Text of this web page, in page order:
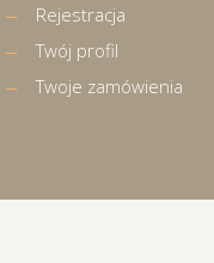
Rejestracja
Twój profil
Twoje zamówienia